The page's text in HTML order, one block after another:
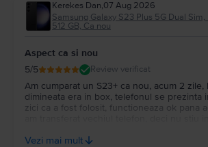
Kerekes Dan,07 Aug 2026
Samsung Galaxy S23 Plus 5G Dual
512 GB, Ca nou
Aspect ca si nou
5/5 Review verificat
Am cumparat un S23+ ca nou, acum 2 zile,
dimineata era in box, telefonul se prezinta
zici ca a fost folosit, functioneaza ok pana
cand voi incepe sa-l folosesc.
Vezi mai mult